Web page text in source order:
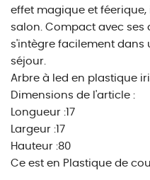
effet magique et
salon. Compact avec ses
s'intègre facilement dans
séjour.
Arbre à led en plastique
Dimensions de l'article :
Longueur :17
Largeur :17
Hauteur :80
Ce est en Plastique de